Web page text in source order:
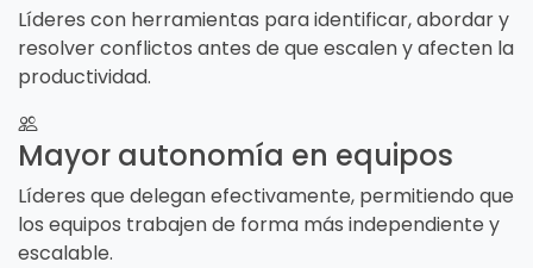
Líderes con herramientas para identificar, abordar y
resolver conflictos antes de que escalen y afecten la
productividad.
Mayor autonomía en equipos
Líderes que delegan efectivamente, permitiendo que
los equipos trabajen de forma más independiente y
escalable.